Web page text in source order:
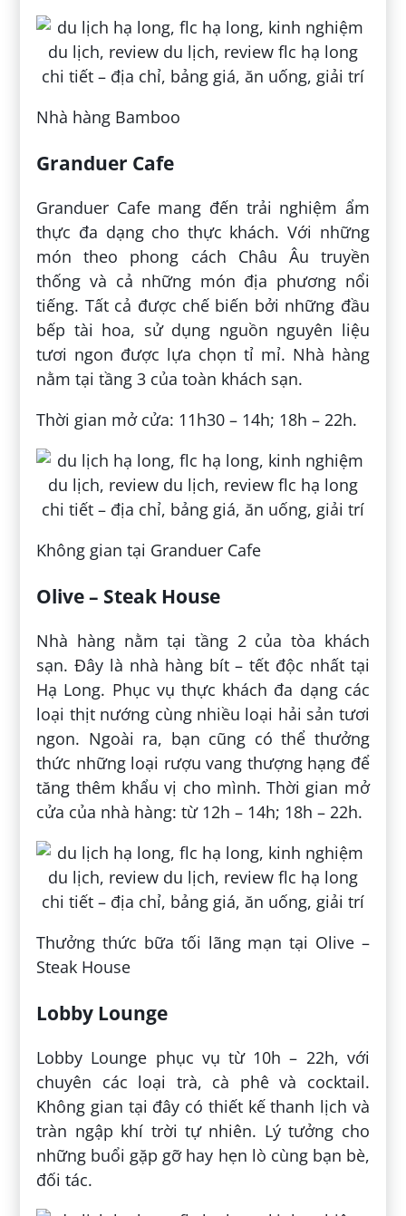
Nhà hàng Bamboo
Granduer Cafe
Granduer Cafe mang đến trải nghiệm ẩm
thực đa dạng cho thực khách. Với những
món theo phong cách Châu Âu truyền
thống và cả những món địa phương nổi
tiếng. Tất cả được chế biến bởi những đầu
bếp tài hoa, sử dụng nguồn nguyên liệu
tươi ngon được lựa chọn tỉ mỉ. Nhà hàng
nằm tại tầng 3 của toàn khách sạn.
Thời gian mở cửa: 11h30 – 14h; 18h – 22h.
Không gian tại Granduer Cafe
Olive – Steak House
Nhà hàng nằm tại tầng 2 của tòa khách
sạn. Đây là nhà hàng bít – tết độc nhất tại
Hạ Long. Phục vụ thực khách đa dạng các
loại thịt nướng cùng nhiều loại hải sản tươi
ngon. Ngoài ra, bạn cũng có thể thưởng
thức những loại rượu vang thượng hạng để
tăng thêm khẩu vị cho mình. Thời gian mở
cửa của nhà hàng: từ 12h – 14h; 18h – 22h.
Thưởng thức bữa tối lãng mạn tại Olive –
Steak House
Lobby Lounge
Lobby Lounge phục vụ từ 10h – 22h, với
chuyên các loại trà, cà phê và cocktail.
Không gian tại đây có thiết kế thanh lịch và
tràn ngập khí trời tự nhiên. Lý tưởng cho
những buổi gặp gỡ hay hẹn lò cùng bạn bè,
đối tác.